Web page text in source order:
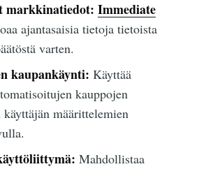
markkinatiedot: Immediate
ajantasaisia tietoja tietoista
varten.
kaupankäynti: Käyttää
kauppojen
käyttäjän määrittelemien
Mahdollistaa